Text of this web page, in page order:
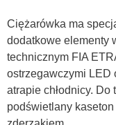
Ciężarówka ma
dodatkowe elementy
technicznym FIA
ostrzegawczymi LED
atrapie chłodnicy.
podświetlany